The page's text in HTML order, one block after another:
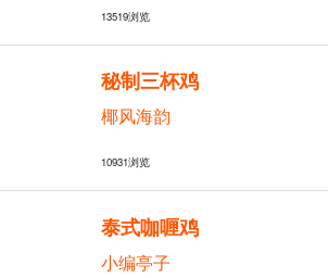
13519浏览
秘制三杯鸡
椰风海韵
10931浏览
泰式咖喱鸡
小编亭子